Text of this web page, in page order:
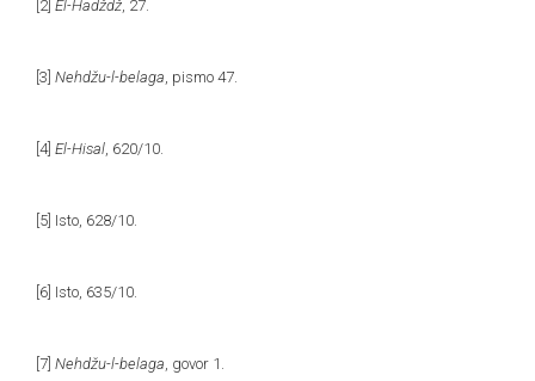
[2] El-Hadždž , 27.
[3] Nehdžu-l-belaga , pismo 47.
[4] El-Hisal , 620/10.
[5] Isto, 628/10.
[6] Isto, 635/10.
[7] Nehdžu-l-belaga , govor 1.